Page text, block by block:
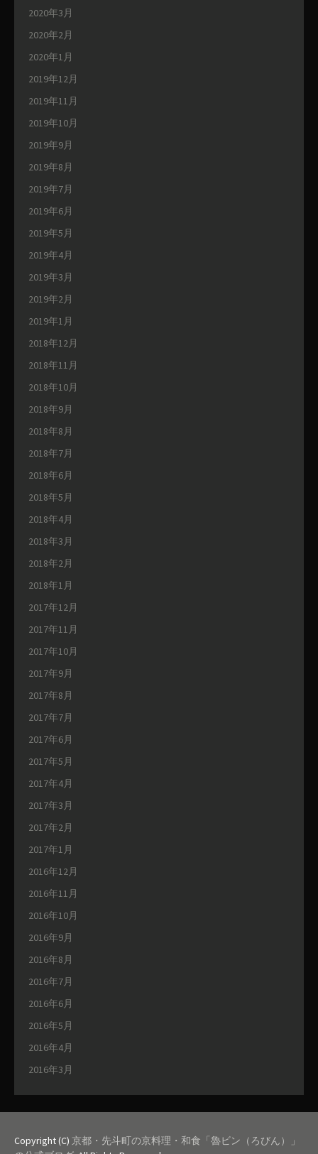
2020年3月
2020年2月
2020年1月
2019年12月
2019年11月
2019年10月
2019年9月
2019年8月
2019年7月
2019年6月
2019年5月
2019年4月
2019年3月
2019年2月
2019年1月
2018年12月
2018年11月
2018年10月
2018年9月
2018年8月
2018年7月
2018年6月
2018年5月
2018年4月
2018年3月
2018年2月
2018年1月
2017年12月
2017年11月
2017年10月
2017年9月
2017年8月
2017年7月
2017年6月
2017年5月
2017年4月
2017年3月
2017年2月
2017年1月
2016年12月
2016年11月
2016年10月
2016年9月
2016年8月
2016年7月
2016年6月
2016年5月
2016年4月
2016年3月
Copyright (C) 京都・先斗町の京料理・和食「魯ビン（ろびん）」